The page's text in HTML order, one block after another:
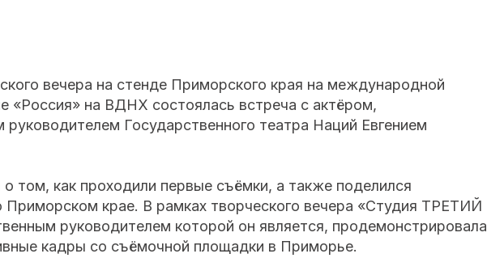
вечера на стенде Приморского края на международной
«Россия» на ВДНХ состоялась встреча с актёром,
Государственного театра Наций Евгением
о том, как проходили первые съёмки, а также поделился
Приморском крае. В рамках творческого вечера «Студия ТРЕТИЙ
руководителем которой он является, продемонстрировала
кадры со съёмочной площадки в Приморье.